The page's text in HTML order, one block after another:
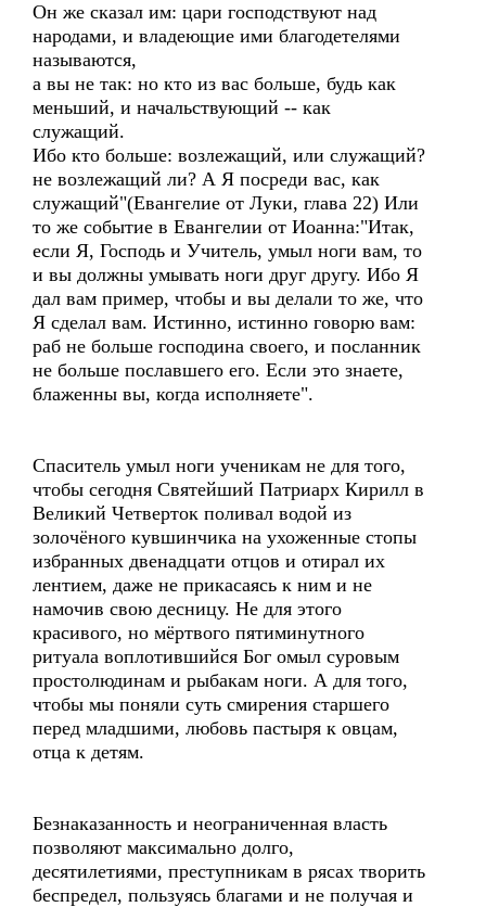
Он же сказал им: цари господствуют над
народами, и владеющие ими благодетелями
называются,
а вы не так: но кто из вас больше, будь как
меньший, и начальствующий -- как
служащий.
Ибо кто больше: возлежащий, или служащий?
не возлежащий ли? А Я посреди вас, как
служащий"(Евангелие от Луки, глава 22) Или
то же событие в Евангелии от Иоанна:"Итак,
если Я, Господь и Учитель, умыл ноги вам, то
и вы должны умывать ноги друг другу. Ибо Я
дал вам пример, чтобы и вы делали то же, что
Я сделал вам. Истинно, истинно говорю вам:
раб не больше господина своего, и посланник
не больше пославшего его. Если это знаете,
блаженны вы, когда исполняете".
Спаситель умыл ноги ученикам не для того,
чтобы сегодня Святейший Патриарх Кирилл в
Великий Четверток поливал водой из
золочёного кувшинчика на ухоженные стопы
избранных двенадцати отцов и отирал их
лентием, даже не прикасаясь к ним и не
намочив свою десницу. Не для этого
красивого, но мёртвого пятиминутного
ритуала воплотившийся Бог омыл суровым
простолюдинам и рыбакам ноги. А для того,
чтобы мы поняли суть смирения старшего
перед младшими, любовь пастыря к овцам,
отца к детям.
Безнаказанность и неограниченная власть
позволяют максимально долго,
десятилетиями, преступникам в рясах творить
беспредел, пользуясь благами и не получая и